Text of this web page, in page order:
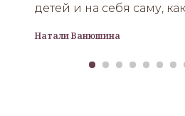
детей и на себя саму,
Натали Ванюшина